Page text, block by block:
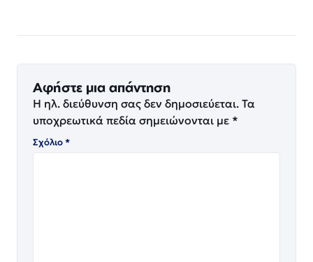
Αφήστε μια απάντηση
Η ηλ. διεύθυνση σας δεν δημοσιεύεται. Τα
υποχρεωτικά πεδία σημειώνονται με *
Σχόλιο*